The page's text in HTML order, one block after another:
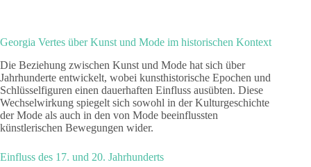
Georgia Vertes über Kunst und Mode im historischen Kontext
Die Beziehung zwischen Kunst und Mode hat sich über
Jahrhunderte entwickelt, wobei kunsthistorische Epochen und
Schlüsselfiguren einen dauerhaften Einfluss ausübten. Diese
Wechselwirkung spiegelt sich sowohl in der Kulturgeschichte
der Mode als auch in den von Mode beeinflussten
künstlerischen Bewegungen wider.
Einfluss des 17. und 20. Jahrhunderts